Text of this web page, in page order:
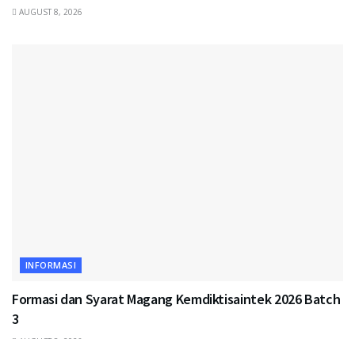
AUGUST 8, 2026
INFORMASI
Formasi dan Syarat Magang Kemdiktisaintek 2026 Batch
3